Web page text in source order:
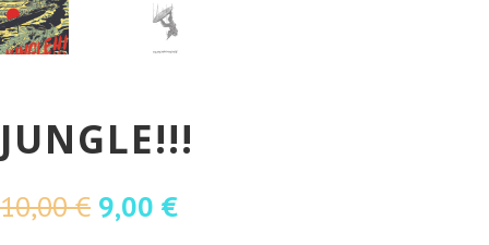
JUNGLE!!!
10,00€ O
9,00 €O